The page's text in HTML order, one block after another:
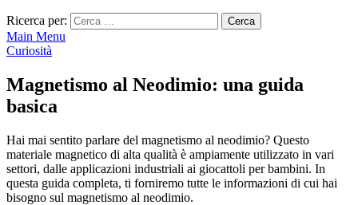
Ricerca per:
Main Menu
Curiosità
Magnetismo al Neodimio: una guida
basica
Hai mai sentito parlare del magnetismo al neodimio? Questo
materiale magnetico di alta qualità è ampiamente utilizzato in vari
settori, dalle applicazioni industriali ai giocattoli per bambini. In
questa guida completa, ti forniremo tutte le informazioni di cui hai
bisogno sul magnetismo al neodimio.